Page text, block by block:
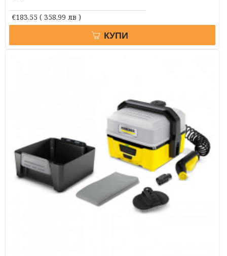
€183.55 ( 358.99 лв )
КУПИ